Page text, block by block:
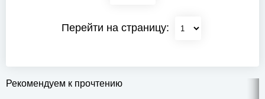
Перейти на страницу:
Рекомендуем к прочтению